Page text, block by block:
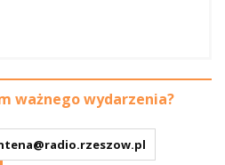
ważnego wydarzenia?